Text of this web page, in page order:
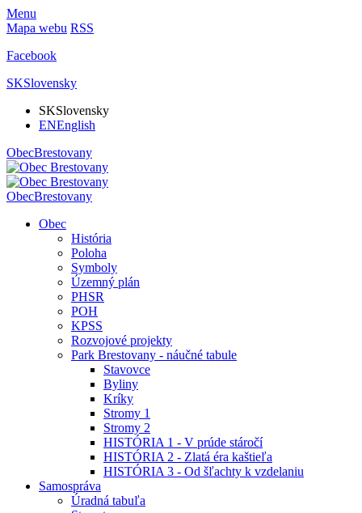
Menu
Mapa webu RSS
Facebook
SKSlovensky
SKSlovensky
ENEnglish
ObecBrestovany
ObecBrestovany
Obec
História
Poloha
Symboly
Územný plán
PHSR
POH
KPSS
Rozvojové projekty
Park Brestovany - náučné tabule
Stavovce
Byliny
Kríky
Stromy 1
Stromy 2
HISTÓRIA 1 - V prúde stáročí
HISTÓRIA 2 - Zlatá éra kaštieľa
HISTÓRIA 3 - Od šľachty k vzdelaniu
Samospráva
Úradná tabuľa